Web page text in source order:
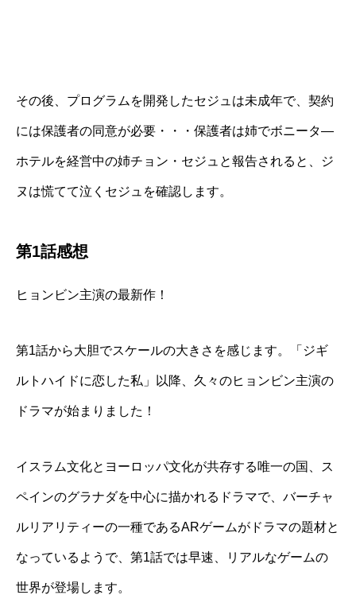
その後、プログラムを開発したセジュは未成年で、契約
には保護者の同意が必要・・・保護者は姉でボニータ―
ホテルを経営中の姉チョン・セジュと報告されると、ジ
ヌは慌てて泣くセジュを確認します。
第1話感想
ヒョンビン主演の最新作！
第1話から大胆でスケールの大きさを感じます。「ジギ
ルトハイドに恋した私」以降、久々のヒョンビン主演の
ドラマが始まりました！
イスラム文化とヨーロッパ文化が共存する唯一の国、ス
ペインのグラナダを中心に描かれるドラマで、バーチャ
ルリアリティーの一種であるARゲームがドラマの題材と
なっているようで、第1話では早速、リアルなゲームの
世界が登場します。